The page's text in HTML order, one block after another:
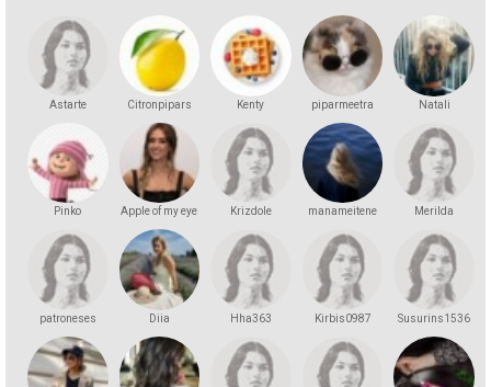
Astarte Citronpipars Kenty piparmeetra Natali
Pinko Apple of my eye Krizdole manameitene Merilda
patroneses Diia Hha363 Kirbis0987 Susurins1536